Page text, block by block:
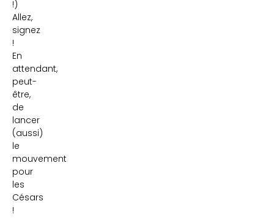
!)
Allez,
signez
!
En
attendant,
peut-
être,
de
lancer
(aussi)
le
mouvement
pour
les
Césars
!